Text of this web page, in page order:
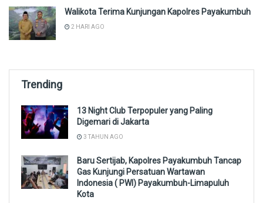
Walikota Terima Kunjungan Kapolres Payakumbuh
2 HARI AGO
Trending
13 Night Club Terpopuler yang Paling
Digemari di Jakarta
3 TAHUN AGO
Baru Sertijab, Kapolres Payakumbuh Tancap
Gas Kunjungi Persatuan Wartawan
Indonesia ( PWI) Payakumbuh-Limapuluh
Kota